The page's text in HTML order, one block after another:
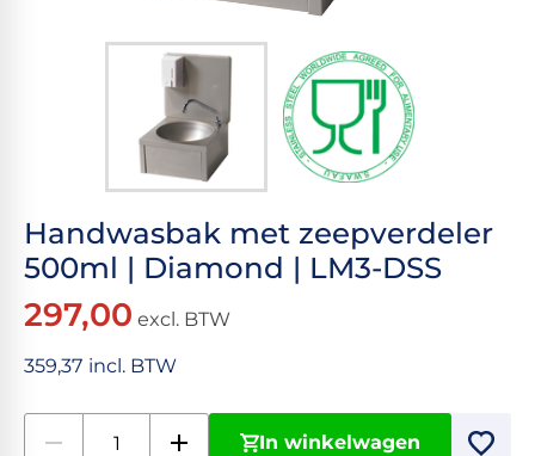
Handwasbak met zeepverdeler
500ml | Diamond | LM3-DSS
297,00 excl. BTW
359,37 incl. BTW
In winkelwagen